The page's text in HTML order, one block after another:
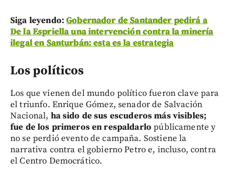
Siga leyendo:Gobernador de Santander pedirá a
De la Espriella una intervención contra la minería
ilegal en Santurbán: esta es la estrategia
Los políticos
Los que vienen del mundo político fueron clave para
el triunfo. Enrique Gómez, senador de Salvación
Nacional, ha sido de sus escuderos más visibles;
fue de los primeros en respaldarlo públicamente y
no se perdió evento de campaña. Sostiene la
narrativa contra el gobierno Petro e, incluso, contra
el Centro Democrático.